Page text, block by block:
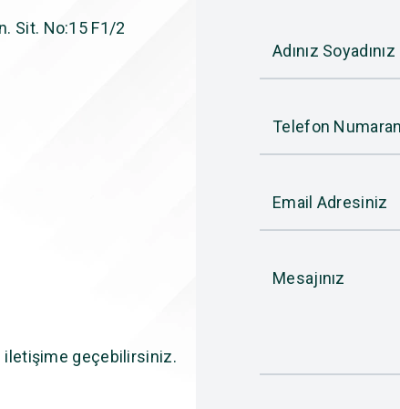
Sit. No:15 F1/2
iletişime geçebilirsiniz.
Adınız Soyadınız
Telefon
Email Adresiniz
Mesajınız